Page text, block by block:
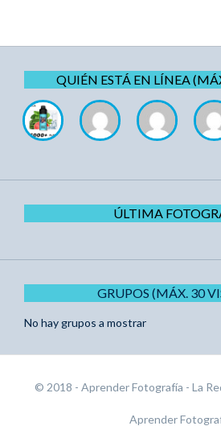
QUIÉN ESTÁ EN LÍNEA
ÚLTIMA
GRUPOS (MÁX. 30
No hay grupos a mostrar
© 2018 - Aprender Fotografía - La
Aprender